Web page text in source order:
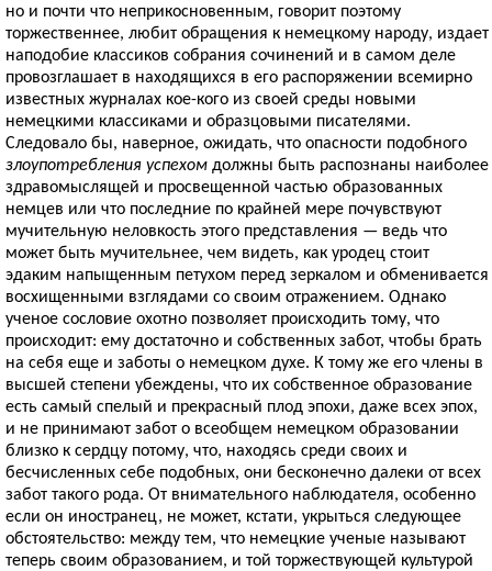
но и почти что неприкосновенным, говорит поэтому
торжественнее, любит обращения к немецкому народу, издает
наподобие классиков собрания сочинений и в самом деле
провозглашает в находящихся в его распоряжении всемирно
известных журналах кое-кого из своей среды новыми
немецкими классиками и образцовыми писателями.
Следовало бы, наверное, ожидать, что опасности подобного
злоупотребления успехом должны быть распознаны наиболее
здравомыслящей и просвещенной частью образованных
немцев или что последние по крайней мере почувствуют
мучительную неловкость этого представления — ведь что
может быть мучительнее, чем видеть, как уродец стоит
эдаким напыщенным петухом перед зеркалом и обменивается
восхищенными взглядами со своим отражением. Однако
ученое сословие охотно позволяет происходить тому, что
происходит: ему достаточно и собственных забот, чтобы брать
на себя еще и заботы о немецком духе. К тому же его члены в
высшей степени убеждены, что их собственное образование
есть самый спелый и прекрасный плод эпохи, даже всех эпох,
и не принимают забот о всеобщем немецком образовании
близко к сердцу потому, что, находясь среди своих и
бесчисленных себе подобных, они бесконечно далеки от всех
забот такого рода. От внимательного наблюдателя, особенно
если он иностранец, не может, кстати, укрыться следующее
обстоятельство: между тем, что немецкие ученые называют
теперь своим образованием, и той торжествующей культурой